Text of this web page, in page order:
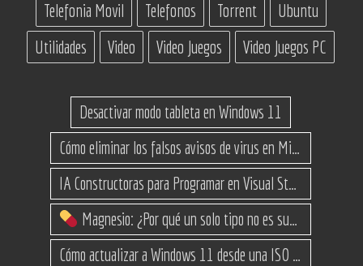
Telefonia Movil
Telefonos Torrent
Ubuntu
Utilidades
Video Video Juegos Video Juegos PC
Desactivar modo tableta en Windows 11
Cómo eliminar los falsos avisos de virus en Microsoft Edge
IA Constructoras para Programar en Visual Studio con C#
Magnesio: ¿Por qué un solo tipo no es suficiente? (Guía de variantes)
Cómo actualizar a Windows 11 desde una ISO en equipos no compatibles